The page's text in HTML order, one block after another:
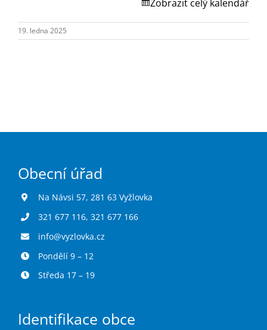
Turistika
Koupaliště
Zobrazit celý kalendář
19. ledna 2025
Obecní úřad
Na Návsi 57, 281 63 Vyžlovka
321 677 116, 321 677 166
info@vyzlovka.cz
Pondělí 9 – 12
Středa 17 – 19
Identifikace obce